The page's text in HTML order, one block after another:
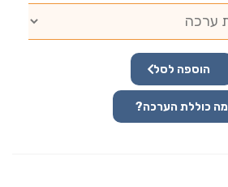
הוספה לסל
מה כוללת הערכה?